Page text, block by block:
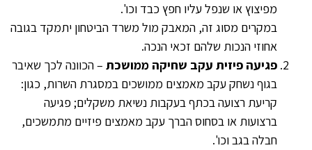
מפיצוץ או שנפל עליו חפץ כבד וכו'.
במקרים מסוג זה, המאבק מול משרד הביטחון יתמקד בגובה
אחוזי הנכות שלהם זכאי הנכה.
פגיעה פיזית עקב שחיקה ממושכת – הכוונה לכך שאיבר
בגוף נשחק עקב מאמצים ממושכים במסגרת השרות, כגון:
קריעת רצועה בכתף בעקבות נשיאת משקלים; פגיעה
ברצועות או בסחוס הברך עקב מאמצים פיזיים מתמשכים,
חבלה בגב וכו'.